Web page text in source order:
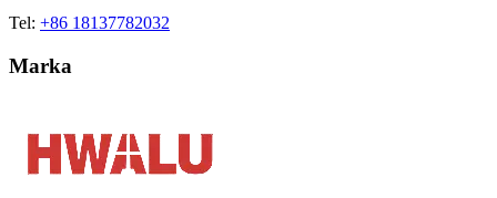
Tel: +86 18137782032
Marka